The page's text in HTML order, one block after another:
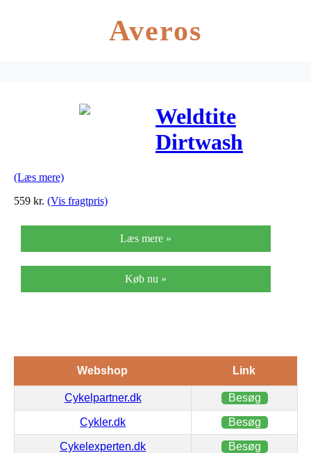
Averos
Weldtite
Dirtwash
(Læs mere)
559 kr. (Vis fragtpris)
Læs mere »
Køb nu »
Webshop Link
Cykelpartner.dk Besøg
Cykler.dk Besøg
Cykelexperten.dk Besøg